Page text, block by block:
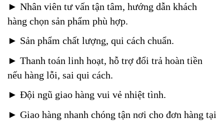
► Nhân viên tư vấn tận tâm, hướng dẫn khách
hàng chọn sản phẩm phù hợp.
► Sản phẩm chất lượng, qui cách chuẩn.
► Thanh toán linh hoạt, hỗ trợ đổi trả hoàn tiền
nếu hàng lỗi, sai qui cách.
► Đội ngũ giao hàng vui vẻ nhiệt tình.
► Giao hàng nhanh chóng tận nơi cho đơn hàng tại